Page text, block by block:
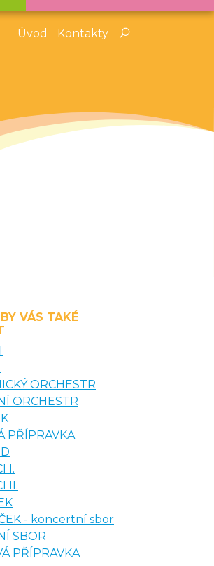
Úvod Kontakty
VÁS TAKÉ
ORCHESTR
ORCHESTR
PŘÍPRAVKA
I.
II.
- koncertní sbor
SBOR
PŘÍPRAVKA